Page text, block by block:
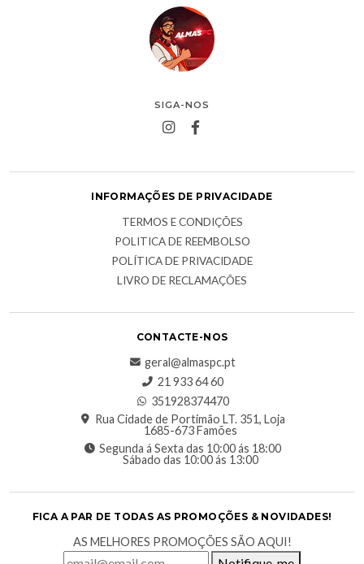
SIGA-NOS
INFORMAÇÕES DE PRIVACIDADE
TERMOS E CONDIÇÕES
POLITICA DE REEMBOLSO
POLÍTICA DE PRIVACIDADE
LIVRO DE RECLAMAÇÕES
CONTACTE-NOS
geral@almaspc.pt
21 933 64 60
351928374470
Rua Cidade de Portimão LT. 351, Loja
1685-673 Famões
Segunda á Sexta das 10:00 ás 18:00
Sábado das 10:00 ás 13:00
FICA A PAR DE TODAS AS PROMOÇÕES & NOVIDADES!
AS MELHORES PROMOÇÕES SÃO AQUI!